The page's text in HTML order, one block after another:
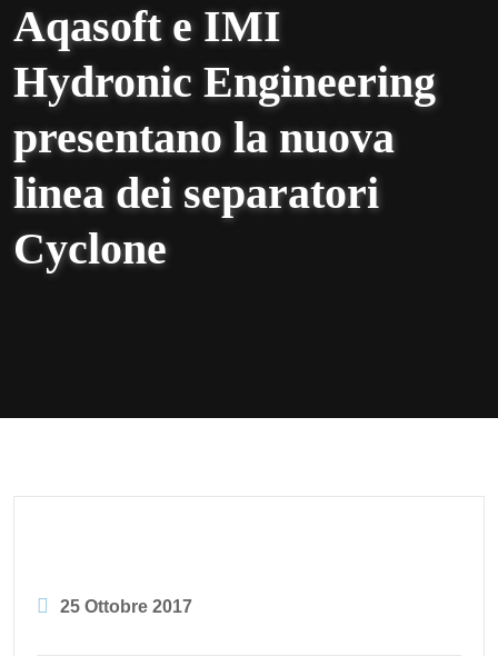
Aqasoft e IMI
Hydronic Engineering
presentano la nuova
linea dei separatori
Cyclone
25 Ottobre 2017